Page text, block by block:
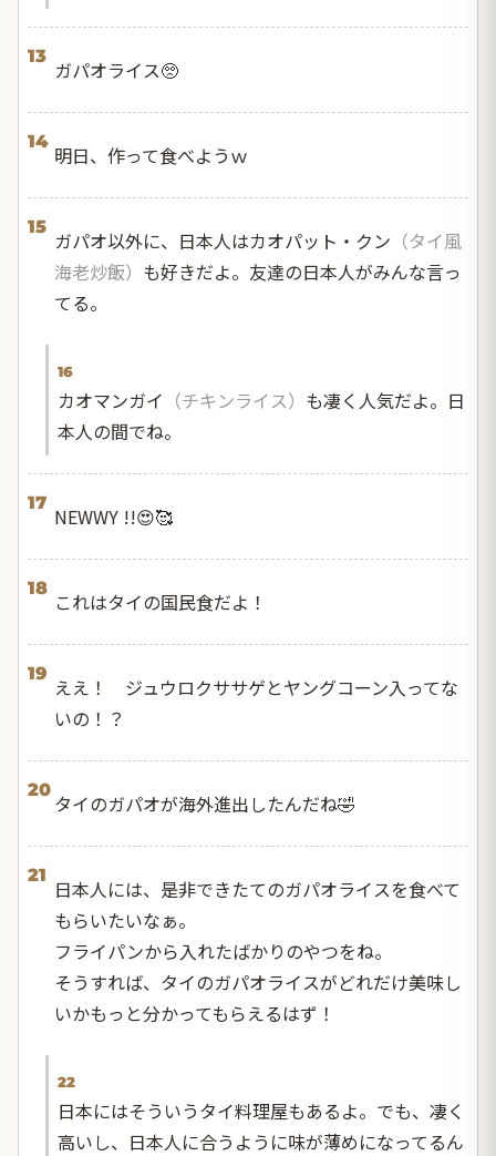
13
ガパオライス🥺
14
明日、作って食べようｗ
15
ガパオ以外に、日本人はカオパット・クン （タイ風
海老炒飯） も好きだよ。友達の日本人がみんな言っ
てる。
16
カオマンガイ （チキンライス） も凄く人気だよ。日
本人の間でね。
17
NEWWY !!😍🥰
18
これはタイの国民食だよ！
19
ええ！ ジュウロクササゲとヤングコーン入ってな
いの！？
20
タイのガパオが海外進出したんだね🤣
21
日本人には、是非できたてのガパオライスを食べて
もらいたいなぁ。
フライパンから入れたばかりのやつをね。
そうすれば、タイのガパオライスがどれだけ美味し
いかもっと分かってもらえるはず！
22
日本にはそういうタイ料理屋もあるよ。でも、凄く
高いし、日本人に合うように味が薄めになってるん